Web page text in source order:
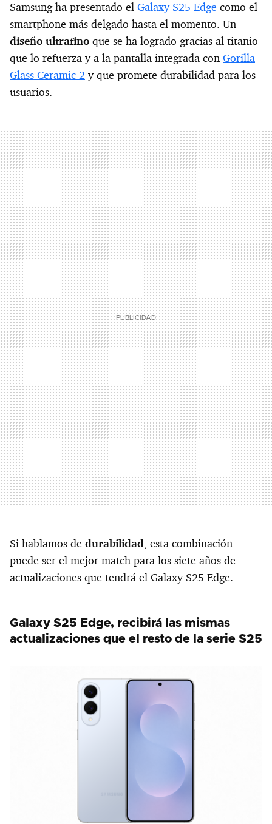
Samsung ha presentado el Galaxy S25 Edge como el
smartphone más delgado hasta el momento. Un
diseño ultrafino que se ha logrado gracias al titanio
que lo refuerza y a la pantalla integrada con Gorilla
Glass Ceramic 2 y que promete durabilidad para los
usuarios.
Si hablamos de durabilidad, esta combinación
puede ser el mejor match para los siete años de
actualizaciones que tendrá el Galaxy S25 Edge.
Galaxy S25 Edge, recibirá las mismas
actualizaciones que el resto de la serie S25